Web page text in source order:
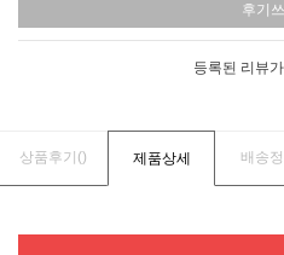
후기쓰
등록된 리뷰
상품후기() 제품상세 배송